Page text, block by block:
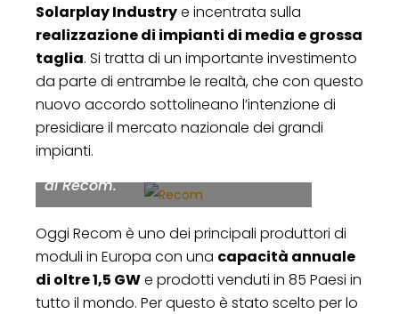
Solarplay Industrye incentrata sulla
realizzazione di impianti di media e grossa
taglia. Si tratta di un importante investimento
da parte di entrambe le realtà, che con questo
nuovo accordo sottolineano l’intenzione di
presidiare il mercato nazionale dei grandi
impianti.
Da sinistra Marco Manzi, business
development manager di
Solarplay, Maria Giovanna
Gaglione, sales manager per l’Italia
di Recom, Manuele Solazzo,
general manager Solarplay, e
Aram Spartalian, general manager
di Recom.
Oggi Recom è uno dei principali produttori di
moduli in Europa con una capacità annuale
di oltre 1,5 GWe prodotti venduti in 85 Paesi in
tutto il mondo. Per questo è stato scelto per lo